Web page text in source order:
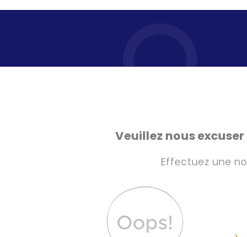
Veuillez nous
Effectuez une